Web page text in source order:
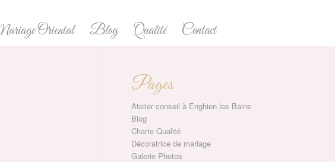
Oriental Blog Qualité Contact
Pages
Atelier conseil à Enghien les Bains
Blog
Charte Qualité
Décoratrice de mariage
Galerie Photos